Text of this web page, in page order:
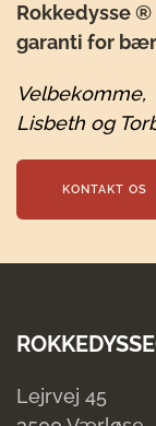
Rokkedysse
garanti for
Velbekomme,
Lisbeth og
KONTAKT OS
Lejrvej 45